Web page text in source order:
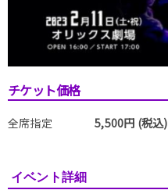
チケット価格
全席指定 5,500円 (税込)
イベント詳細